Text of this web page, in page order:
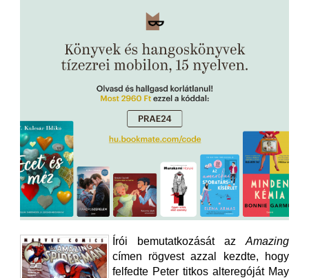
Írói bemutatkozását az Amazing
címen rögvest azzal kezdte, hogy
felfedte Peter titkos alteregóját May